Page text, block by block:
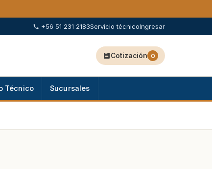
+56 51 231 2183Servicio técnicoIngresar
Cotización 0
Técnico Sucursales